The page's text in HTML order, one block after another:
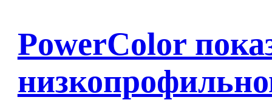
PowerColor